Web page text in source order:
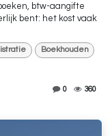
btw-aangifte
bent: het kost vaak
Boekhouden
0 360